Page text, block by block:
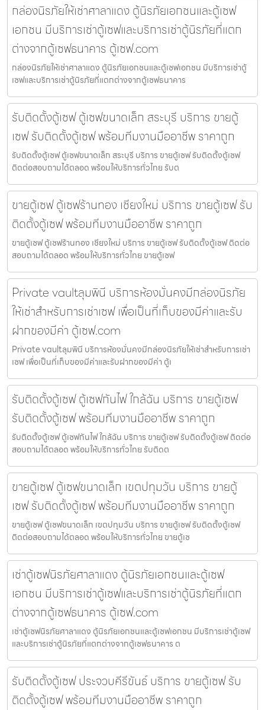
กล่องนิรภัยให้เช่าศาลาแดง ตู้นิรภัยเอกชนและตู้เซฟ
เอกชน มีบริการเช่าตู้เซฟและบริการเช่าตู้นิรภัยที่แตก
ต่างจากตู้เซฟธนาคาร ตู้เซฟ.com
กล่องนิรภัยให้เช่าศาลาแดง ตู้นิรภัยเอกชนและตู้เซฟเอกชน มีบริการเช่าตู้
เซฟและบริการเช่าตู้นิรภัยที่แตกต่างจากตู้เซฟธนาคาร
รับติดตั้งตู้เซฟ ตู้เซฟขนาดเล็ก สระบุรี บริการ ขายตู้
เซฟ รับติดตั้งตู้เซฟ พร้อมทีมงานมืออาชีพ ราคาถูก
รับติดตั้งตู้เซฟ ตู้เซฟขนาดเล็ก สระบุรี บริการ ขายตู้เซฟ รับติดตั้งตู้เซฟ
ติดต่อสอบถามได้ตลอด พร้อมให้บริการทั่วไทย รับต
ขายตู้เซฟ ตู้เซฟร้านทอง เชียงใหม่ บริการ ขายตู้เซฟ รับ
ติดตั้งตู้เซฟ พร้อมทีมงานมืออาชีพ ราคาถูก
ขายตู้เซฟ ตู้เซฟร้านทอง เชียงใหม่ บริการ ขายตู้เซฟ รับติดตั้งตู้เซฟ ติดต่อ
สอบถามได้ตลอด พร้อมให้บริการทั่วไทย ขายตู้เซฟ
Private vaultลุมพินี บริการห้องมั่นคงมีกล่องนิรภัย
ให้เช่าสำหรับการเช่าเซฟ เพื่อเป็นที่เก็บของมีค่าและรับ
ฝากของมีค่า ตู้เซฟ.com
Private vaultลุมพินี บริการห้องมั่นคงมีกล่องนิรภัยให้เช่าสำหรับการเช่า
เซฟ เพื่อเป็นที่เก็บของมีค่าและรับฝากของมีค่า ตู้เ
รับติดตั้งตู้เซฟ ตู้เซฟกันไฟ ใกล้ฉัน บริการ ขายตู้เซฟ
รับติดตั้งตู้เซฟ พร้อมทีมงานมืออาชีพ ราคาถูก
รับติดตั้งตู้เซฟ ตู้เซฟกันไฟ ใกล้ฉัน บริการ ขายตู้เซฟ รับติดตั้งตู้เซฟ ติดต่อ
สอบถามได้ตลอด พร้อมให้บริการทั่วไทย รับติดต
ขายตู้เซฟ ตู้เซฟขนาดเล็ก เขตปทุมวัน บริการ ขายตู้
เซฟ รับติดตั้งตู้เซฟ พร้อมทีมงานมืออาชีพ ราคาถูก
ขายตู้เซฟ ตู้เซฟขนาดเล็ก เขตปทุมวัน บริการ ขายตู้เซฟ รับติดตั้งตู้เซฟ
ติดต่อสอบถามได้ตลอด พร้อมให้บริการทั่วไทย ขายตู้เซ
เช่าตู้เซฟนิรภัยศาลาแดง ตู้นิรภัยเอกชนและตู้เซฟ
เอกชน มีบริการเช่าตู้เซฟและบริการเช่าตู้นิรภัยที่แตก
ต่างจากตู้เซฟธนาคาร ตู้เซฟ.com
เช่าตู้เซฟนิรภัยศาลาแดง ตู้นิรภัยเอกชนและตู้เซฟเอกชน มีบริการเช่าตู้เซฟ
และบริการเช่าตู้นิรภัยที่แตกต่างจากตู้เซฟธนาคาร ต
รับติดตั้งตู้เซฟ ประจวบคีรีขันธ์ บริการ ขายตู้เซฟ รับ
ติดตั้งตู้เซฟ พร้อมทีมงานมืออาชีพ ราคาถูก